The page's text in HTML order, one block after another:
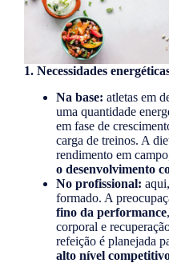
1. Necessidades
Na base: atletas em
uma quantidade
em fase de
carga de treinos. A
rendimento em
o desenvolvimento
No profissional:
formado. A
fino da performance
corporal e
refeição é planejada
alto nível